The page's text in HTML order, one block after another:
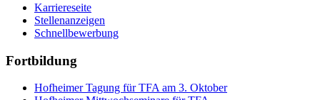
Karriereseite
Stellenanzeigen
Schnellbewerbung
Fortbildung
Hofheimer Tagung für TFA am 3. Oktober